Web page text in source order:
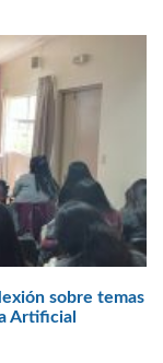
sobre temas
Artificial